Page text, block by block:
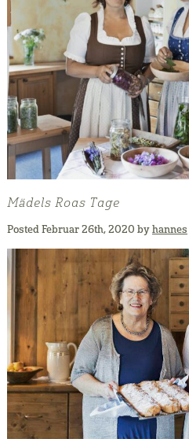
Mädels Roas Tage
Posted Februar 26th, 2020 by hannes